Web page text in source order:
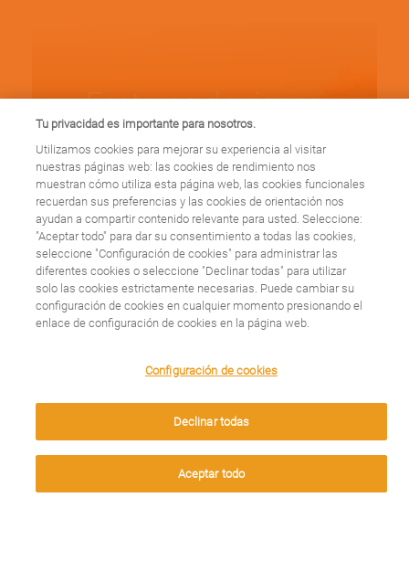
Factores de riesgo
cardiovascular, ¿cuáles
son?
Leer más
Mito: La insuficiencia
cardíaca significa que
el corazón ha dejado
de latir
Tu privacidad es importante para nosotros.
Utilizamos cookies para mejorar su experiencia al visitar
nuestras páginas web: las cookies de rendimiento nos
muestran cómo utiliza esta página web, las cookies funcionales
recuerdan sus preferencias y las cookies de orientación nos
ayudan a compartir contenido relevante para usted. Seleccione:
"Aceptar todo" para dar su consentimiento a todas las cookies,
seleccione "Configuración de cookies" para administrar las
diferentes cookies o seleccione "Declinar todas" para utilizar
solo las cookies estrictamente necesarias. Puede cambiar su
configuración de cookies en cualquier momento presionando el
enlace de configuración de cookies en la página web.
Configuración de cookies
Declinar todas
Aceptar todo
We use cookies on this site to enhance your user
giving your consent for us to set cookies.
Aceptar